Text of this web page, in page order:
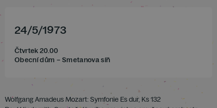
24/5/1973
Čtvrtek 20.00
Obecní dům – Smetanova síň
Wolfgang Amadeus Mozart: Symfonie Es dur, Ks 132